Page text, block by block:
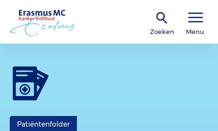
Zoeken Menu
Patiëntenfolder